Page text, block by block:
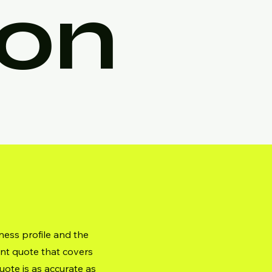
profile and the
quote that covers
is as accurate as